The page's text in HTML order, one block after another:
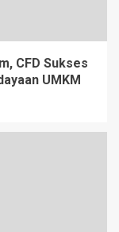
CFD Sukses
UMKM